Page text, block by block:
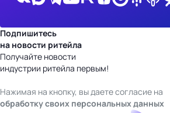
Подпишитесь
на новости ритейла
Получайте новости
индустрии ритейла первым!
Нажимая на кнопку, вы даете согласие на
обработку своих персональных данных